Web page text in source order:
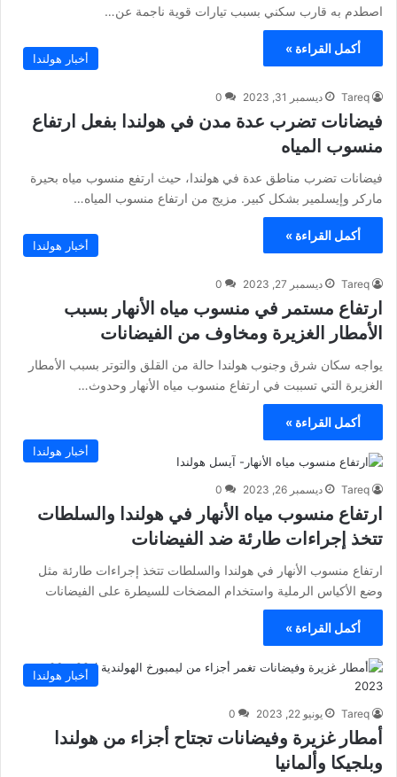
اصطدم به قارب سكني بسبب تيارات قوية ناجمة عن…
أكمل القراءة »
أخبار هولندا
Tareq ديسمبر 31, 2023 0
فيضانات تضرب عدة مدن في هولندا بفعل ارتفاع
منسوب المياه
فيضانات تضرب مناطق عدة في هولندا، حيث ارتفع منسوب مياه بحيرة
ماركر وإيسلمير بشكل كبير. مزيج من ارتفاع منسوب المياه…
أكمل القراءة »
أخبار هولندا
Tareq ديسمبر 27, 2023 0
ارتفاع مستمر في منسوب مياه الأنهار بسبب
الأمطار الغزيرة ومخاوف من الفيضانات
يواجه سكان شرق وجنوب هولندا حالة من القلق والتوتر بسبب الأمطار
الغزيرة التي تسببت في ارتفاع منسوب مياه الأنهار وحدوث…
أكمل القراءة »
أخبار هولندا
Tareq ديسمبر 26, 2023 0
ارتفاع منسوب مياه الأنهار في هولندا والسلطات
تتخذ إجراءات طارئة ضد الفيضانات
ارتفاع منسوب الأنهار في هولندا والسلطات تتخذ إجراءات طارئة مثل
وضع الأكياس الرملية واستخدام المضخات للسيطرة على الفيضانات
أكمل القراءة »
أخبار هولندا
Tareq يونيو 22, 2023 0
أمطار غزيرة وفيضانات تجتاح أجزاء من هولندا
وبلجيكا وألمانيا